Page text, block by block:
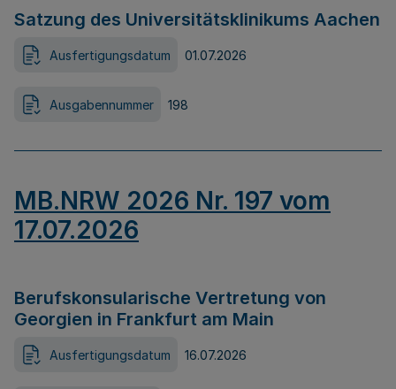
Satzung des Universitätsklinikums Aachen
Ausfertigungsdatum 01.07.2026
Ausgabennummer 198
MB.NRW 2026 Nr. 197 vom
17.07.2026
Berufskonsularische Vertretung von
Georgien in Frankfurt am Main
Ausfertigungsdatum 16.07.2026